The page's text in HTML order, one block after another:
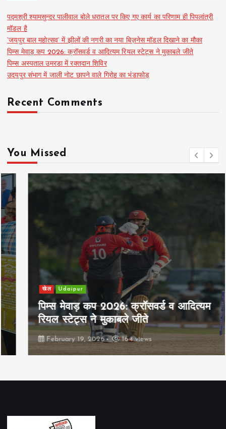
पद्मश्री श्यामसुन्दर पालीवाल बोले धरातल पर किए गए कार्य का परिणाम ही पिपलांत्री
मॉडल है
‘जयपुर बाल महोत्सव’ में झीलों की नगरी का नया बिज़नेस मॉडल दिखाने का मौका
पिम्स मेवाड़ कप 2026: क्रॉसवर्ड व आदित्यम रियल स्टेट्स ने मुकाबले जीते
पिम्स अस्पताल उमरडा में रक्तदान शिविर
उदयपुर संभाग में जाली नोट छापने वाले गिरोह का भंडाफोड़
Recent Comments
You Missed
Udaipur
पिम्स मेवाड़ कप 2026: क्रॉसवर्ड व आदित्यम
रियल स्टेट्स ने मुकाबले जीते
February 19, 2026 164 views